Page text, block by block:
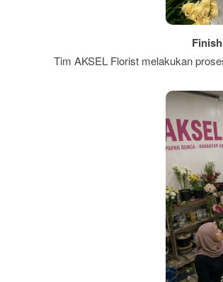
Tim AKSEL Florist melakukan